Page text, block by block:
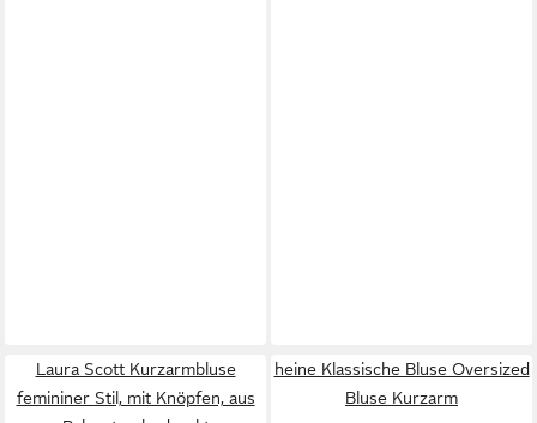
Laura Scott Kurzarmbluse
femininer Stil, mit Knöpfen, aus
heine Klassische Bluse Oversized
Bluse Kurzarm